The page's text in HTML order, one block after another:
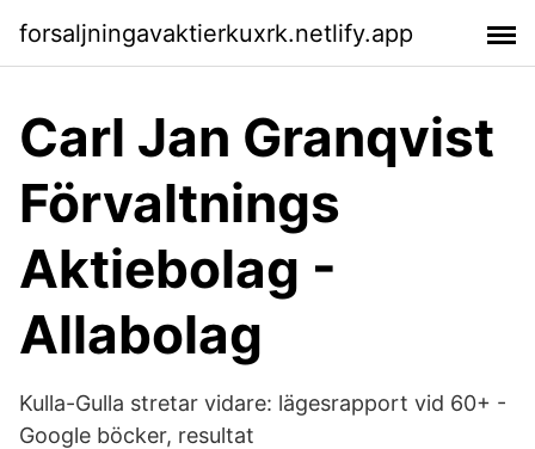
forsaljningavaktierkuxrk.netlify.app
Carl Jan Granqvist
Förvaltnings
Aktiebolag -
Allabolag
Kulla-Gulla stretar vidare: lägesrapport vid 60+ -
Google böcker, resultat